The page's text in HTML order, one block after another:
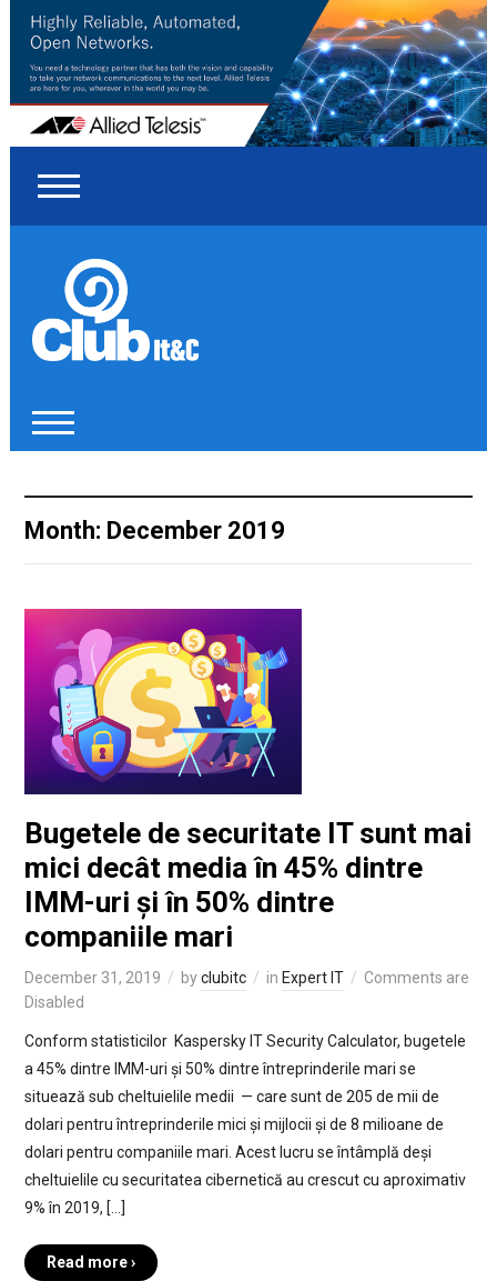
Month: December 2019
Bugetele de securitate IT sunt mai
mici decât media în 45% dintre
IMM-uri și în 50% dintre
companiile mari
December 31, 2019 byclubitc in Expert IT
Comments are
Disabled
Conform statisticilor Kaspersky IT Security Calculator, bugetele
a 45% dintre IMM-uri și 50% dintre întreprinderile mari se
situează sub cheltuielile medii — care sunt de 205 de mii de
dolari pentru întreprinderile mici și mijlocii și de 8 milioane de
dolari pentru companiile mari. Acest lucru se întâmplă deși
cheltuielile cu securitatea cibernetică au crescut cu aproximativ
9% în 2019, […]
Read more ›